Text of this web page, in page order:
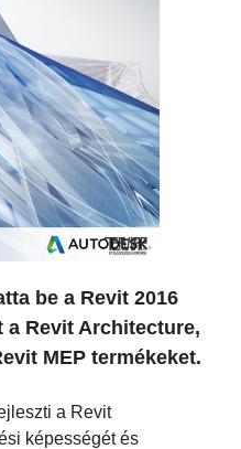
be a Revit 2016
Revit Architecture,
MEP termékeket.
a Revit
képességét és